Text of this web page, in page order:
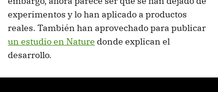
experimentos y lo han aplicado a productos
reales. También han aprovechado para publicar
un estudio en Nature donde explican el
desarrollo.